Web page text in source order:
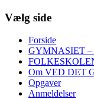
Vælg side
Forside
GYMNASIET –
Om VED DET
Opgaver
Anmeldelser